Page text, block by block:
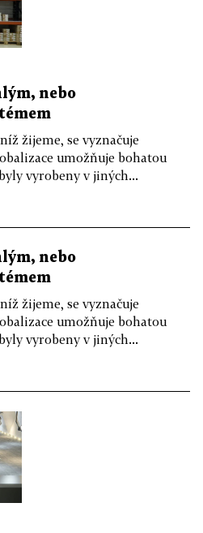
nebo
žijeme, se vyznačuje
umožňuje bohatou
vyrobeny v jiných...
nebo
žijeme, se vyznačuje
umožňuje bohatou
vyrobeny v jiných...